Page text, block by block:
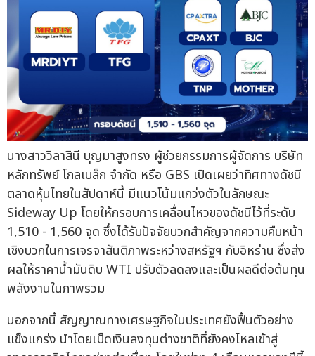
นางสาววิลาสินี บุญมาสูงทรง ผู้ช่วยกรรมการผู้จัดการ บริษัท
หลักทรัพย์ โกลเบล็ก จำกัด หรือ GBS เปิดเผยว่าทิศทางดัชนี
ตลาดหุ้นไทยในสัปดาห์นี้ มีแนวโน้มแกว่งตัวในลักษณะ
Sideway Up โดยให้กรอบการเคลื่อนไหวของดัชนีไว้ที่ระดับ
1,510 - 1,560 จุด ซึ่งได้รับปัจจัยบวกสำคัญจากความคืบหน้า
เชิงบวกในการเจรจาสันติภาพระหว่างสหรัฐฯ กับอิหร่าน ซึ่งส่ง
ผลให้ราคาน้ำมันดิบ WTI ปรับตัวลดลงและเป็นผลดีต่อต้นทุน
พลังงานในภาพรวม
นอกจากนี้ สัญญาณทางเศรษฐกิจในประเทศยังฟื้นตัวอย่าง
แข็งแกร่ง นำโดยเม็ดเงินลงทุนต่างชาติที่ยังคงไหลเข้าสู่